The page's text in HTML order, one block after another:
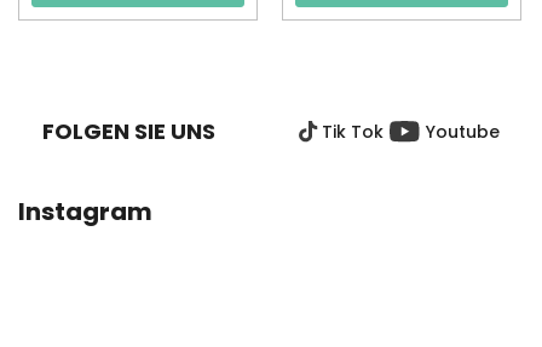
FOLGEN SIE UNS Tik Tok Youtube
Instagram